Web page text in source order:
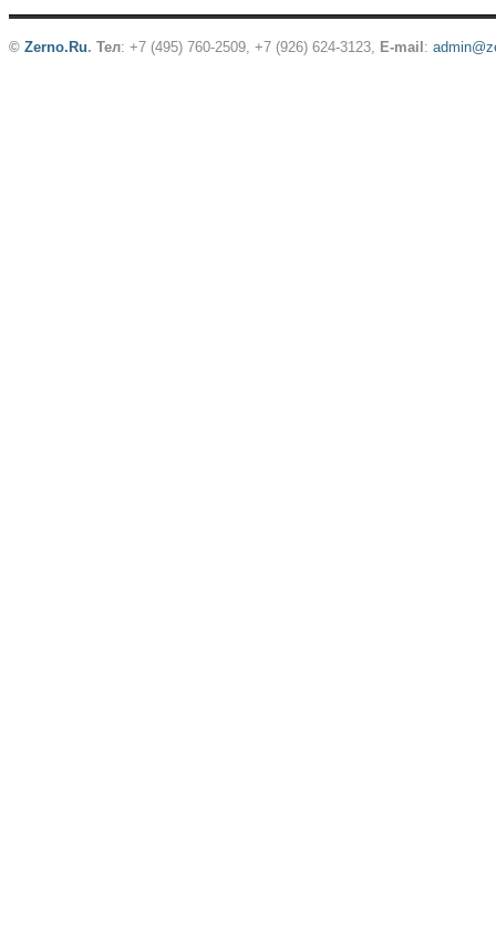
© Zerno.Ru. Тел: +7 (495) 760-2509, +7 (926) 624-3123, E-mail :